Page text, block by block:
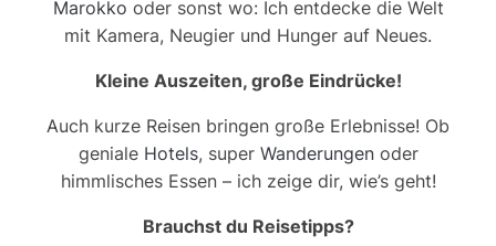
Marokko oder sonst wo: Ich entdecke die Welt
mit Kamera, Neugier und Hunger auf Neues.
Kleine Auszeiten, große Eindrücke!
Auch kurze Reisen bringen große Erlebnisse! Ob
geniale Hotels, super Wanderungenoder
himmlisches Essen – ich zeige dir, wie’s geht!
Brauchst du Reisetipps?